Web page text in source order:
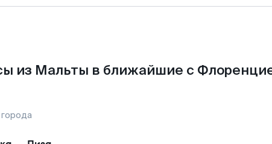
из Мальты в ближайшие с